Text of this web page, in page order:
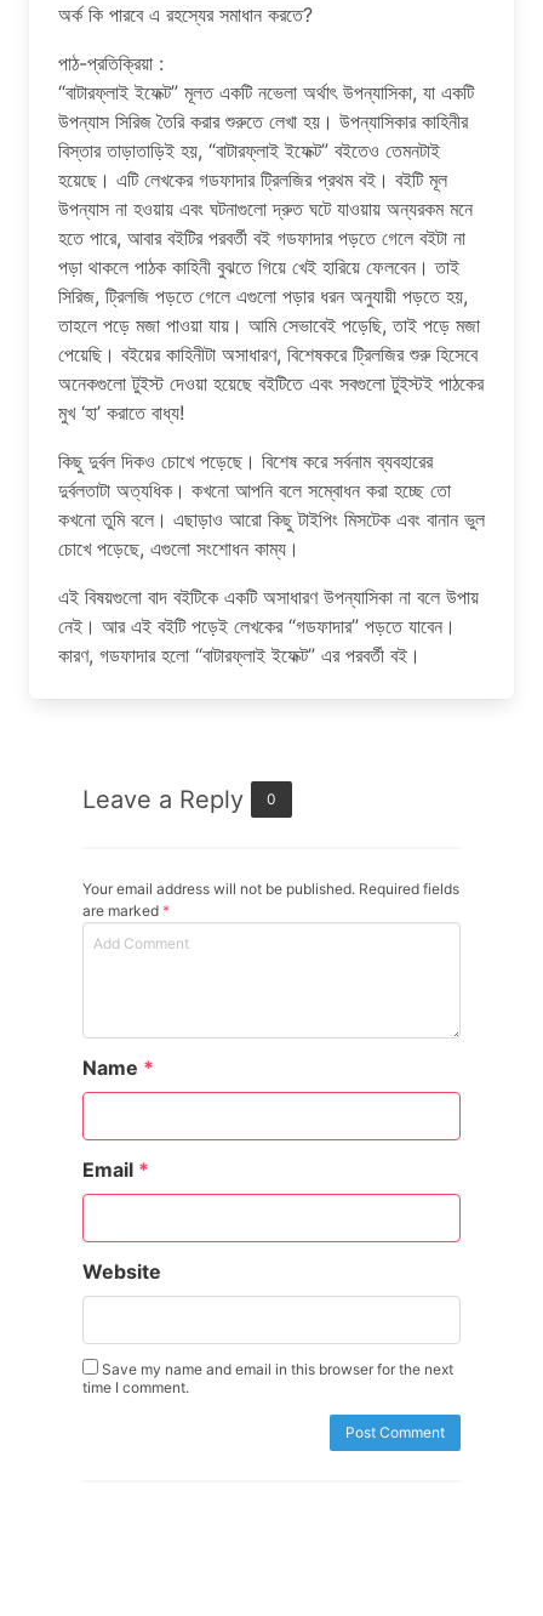
অর্ক কি পারবে এ রহস্যের সমাধান করতে?
পাঠ-প্রতিক্রিয়া :
“বাটারফ্লাই ইফেক্ট” মূলত একটি নভেলা অর্থাৎ উপন্যাসিকা, যা একটি
উপন্যাস সিরিজ তৈরি করার শুরুতে লেখা হয়। উপন্যাসিকার কাহিনীর
বিস্তার তাড়াতাড়িই হয়, “বাটারফ্লাই ইফেক্ট” বইতেও তেমনটাই
হয়েছে। এটি লেখকের গডফাদার ট্রিলজির প্রথম বই। বইটি মূল
উপন্যাস না হওয়ায় এবং ঘটনাগুলো দ্রুত ঘটে যাওয়ায় অন্যরকম মনে
হতে পারে, আবার বইটির পরবর্তী বই গডফাদার পড়তে গেলে বইটা না
পড়া থাকলে পাঠক কাহিনী বুঝতে গিয়ে খেই হারিয়ে ফেলবেন। তাই
সিরিজ, ট্রিলজি পড়তে গেলে এগুলো পড়ার ধরন অনুযায়ী পড়তে হয়,
তাহলে পড়ে মজা পাওয়া যায়। আমি সেভাবেই পড়েছি, তাই পড়ে মজা
পেয়েছি। বইয়ের কাহিনীটা অসাধারণ, বিশেষকরে ট্রিলজির শুরু হিসেবে
অনেকগুলো টুইস্ট দেওয়া হয়েছে বইটিতে এবং সবগুলো টুইস্টই পাঠকের
মুখ ‘হা’ করাতে বাধ্য!
কিছু দুর্বল দিকও চোখে পড়েছে। বিশেষ করে সর্বনাম ব্যবহারের
দুর্বলতাটা অত্যধিক। কখনো আপনি বলে সম্বোধন করা হচ্ছে তো
কখনো তুমি বলে। এছাড়াও আরো কিছু টাইপিং মিসটেক এবং বানান ভুল
চোখে পড়েছে, এগুলো সংশোধন কাম্য।
এই বিষয়গুলো বাদ বইটিকে একটি অসাধারণ উপন্যাসিকা না বলে উপায়
নেই। আর এই বইটি পড়েই লেখকের “গডফাদার” পড়তে যাবেন।
কারণ, গডফাদার হলো “বাটারফ্লাই ইফেক্ট” এর পরবর্তী বই।
Leave a Reply 0
Your email address will not be published. Required fields
are marked *
Name *
Email *
Website
Save my name and email in this browser for the next
time I comment.